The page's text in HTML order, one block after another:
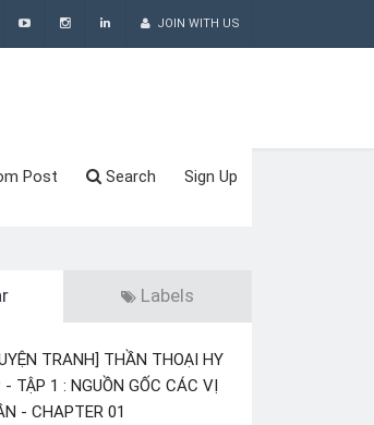
JOIN WITH US
Post Search Sign Up
Labels
TRANH] THẦN THOẠI HY
- TẬP 1 : NGUỒN GỐC CÁC VỊ
- CHAPTER 01